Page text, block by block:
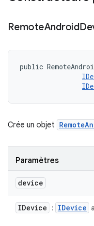
RemoteAndroid
public
Crée un objet
Paramètres
device
IDevice : IDevice